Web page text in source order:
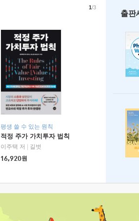
평생 쓸 수 있는 원칙
적정 주가 가치투자 법칙
이주택 저
길벗
16,920원
1/3
출판